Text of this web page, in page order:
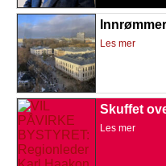
Les mer
Skuffet
Les mer